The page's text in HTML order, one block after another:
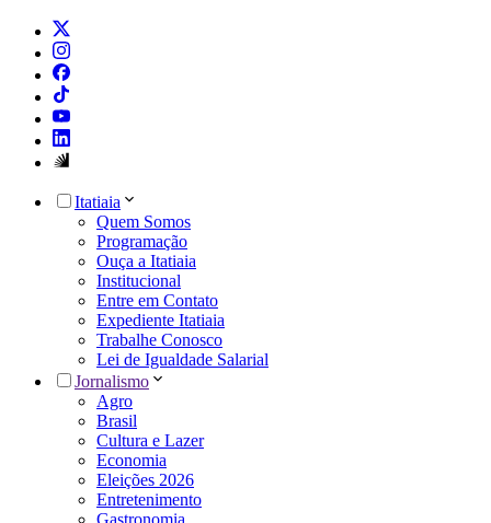
Itatiaia
Quem Somos
Programação
Ouça a Itatiaia
Institucional
Entre em Contato
Expediente Itatiaia
Trabalhe Conosco
Lei de Igualdade Salarial
Jornalismo
Agro
Brasil
Cultura e Lazer
Economia
Eleições 2026
Entretenimento